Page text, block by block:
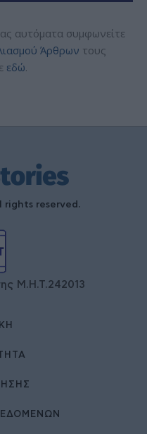
αυτόματα συμφωνείτε
Άρθρων τους
εδώ.
reserved.
Μ.Η.Τ.242013